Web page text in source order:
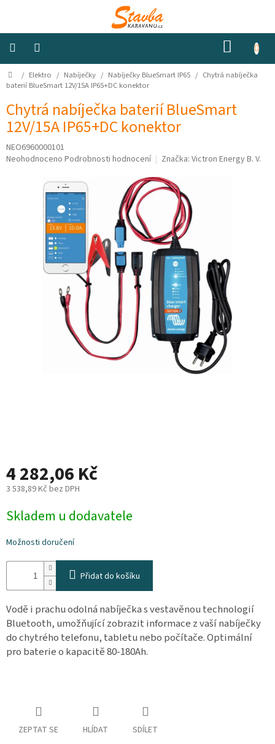
KOŠÍK
Izolace
a
Konstrukční
materiály
ventilátory
Kontakty
O
nás
Podmínky
osobních
Obchodní
Vrácení
zboží
a
reklamace
objednávka
Domů
/ Elektro / Nabíječky / Nabíječky BlueSmart IP65 / Chytrá nabíječka
baterií BlueSmart 12V/15A IP65+DC konektor
Chytrá nabíječka baterií BlueSmart
12V/15A IP65+DC konektor
NEO6960000101
Průměrné
Neohodnoceno Podrobnosti hodnocení Značka: Victron Energy B. V.
4 282,06 Kč
3 538,89 Kč bez DPH
cena:
Skladem u dodavatele
Možnosti doručení
Přidat do košíku
Vodě i prachu odolná nabíječka s vestavěnou technologií
Bluetooth, umožňující zobrazit informace z vaší nabíječky
do chytrého telefonu, tabletu nebo počítače. Optimální
pro baterie o kapacitě 80-180Ah.
ZEPTAT SE HLÍDAT SDÍLET